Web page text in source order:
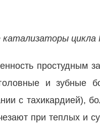
цикла
простудным
и зубные
с тахикардией),
при теплых и